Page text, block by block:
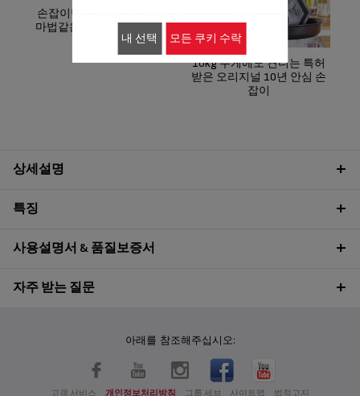
손잡이만 분리하면 완성되는
마법같은 플레이팅, 수납까지
완벽하게!
10kg 무게에도 견디는 특허
받은 오리지널 10년 안심 손
잡이
상세설명
특징
사용설명서 & 품질보증서
자주 받는 질문
아래를 참조해주십시오:
고객 서비스 개인정보처리방침 그룹 세브 사이트맵 법적고지
내 선택 모든 쿠키 수락